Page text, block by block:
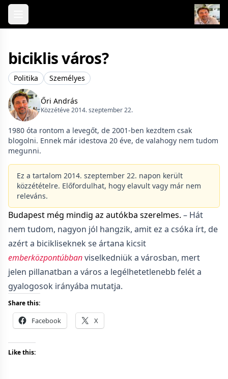
Skip to content
biciklis város?
Politika Személyes
Őri András
Közzétéve 2014. szeptember 22.
1980 óta rontom a levegőt, de 2001-ben kezdtem csak
blogolni. Ennek már idestova 20 éve, de valahogy nem tudom
megunni.
Ez a tartalom 2014. szeptember 22. napon került
közzétételre. Előfordulhat, hogy elavult vagy már nem
releváns.
Budapest még mindig az autókba szerelmes. – Hát
nem tudom, nagyon jól hangzik, amit ez a csóka írt, de
azért a bicikliseknek se ártana kicsit
emberközpontúbbanviselkedniük a városban, mert
jelen pillanatban a város a legélhetetlenebb felét a
gyalogosok irányába mutatja.
Share this:
Facebook X
Like this: